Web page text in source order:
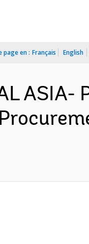
page en : Français English
ASIA-